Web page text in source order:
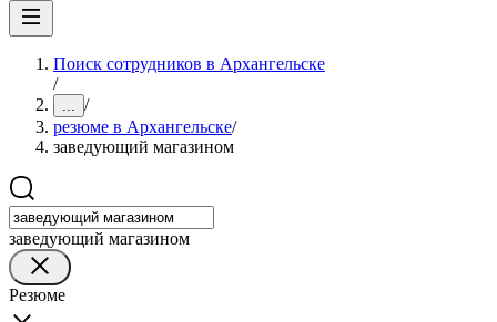
Поиск сотрудников в Архангельске
/
... /
резюме в Архангельске/
заведующий магазином
заведующий магазином
Резюме